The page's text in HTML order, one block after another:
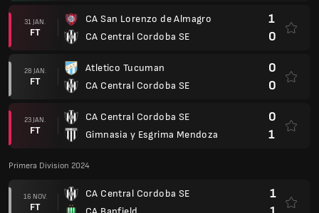
31 JAN.
FT
CA San Lorenzo de Almagro
CA Central Cordoba SE
1
0
28 JAN.
FT
Atletico Tucuman
CA Central Cordoba SE
0
0
23 JAN.
FT
CA Central Cordoba SE
Gimnasia y Esgrima Mendoza
0
1
Primera Division 2024
16 NOV.
FT
CA Central Cordoba SE
1